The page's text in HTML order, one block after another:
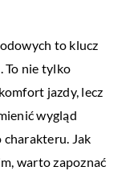
to klucz
To nie tylko
jazdy, lecz
wygląd
charakteru. Jak
warto zapoznać